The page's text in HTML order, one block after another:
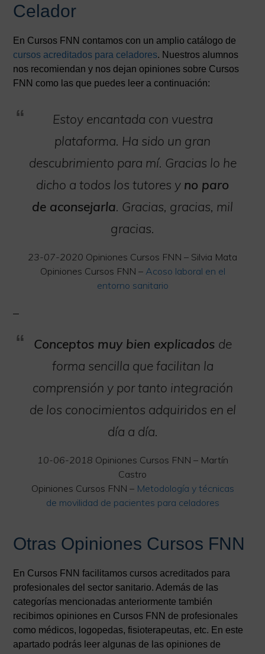
Celador
En Cursos FNN contamos con un amplio catálogo de
cursos acreditados para celadores. Nuestros alumnos
nos recomiendan y nos dejan opiniones sobre Cursos
FNN como las que puedes leer a continuación:
Estoy encantada con vuestra
plataforma. Ha sido un gran
descubrimiento para mí. Gracias lo he
dicho a todos los tutores y no paro
de aconsejarla. Gracias, gracias, mil
gracias.
23-07-2020 Opiniones Cursos FNN – Silvia Mata
Opiniones Cursos FNN – Acoso laboral en el
entorno sanitario
Conceptos muy bien explicados de
forma sencilla que facilitan la
comprensión y por tanto integración
de los conocimientos adquiridos en el
día a día.
10-06-2018 Opiniones Cursos FNN – Martín
Castro
Opiniones Cursos FNN – Metodología y técnicas
de movilidad de pacientes para celadores
Otras Opiniones Cursos FNN
En Cursos FNN facilitamos cursos acreditados para
profesionales del sector sanitario. Además de las
categorías mencionadas anteriormente también
recibimos opiniones en Cursos FNN de profesionales
como médicos, logopedas, fisioterapeutas, etc. En este
apartado podrás leer algunas de las opiniones de